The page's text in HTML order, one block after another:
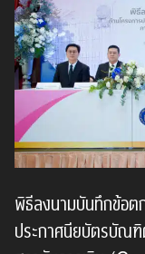
พิธีลงนามบันทึกข้อต
ประกาศนียบัตรบัณ